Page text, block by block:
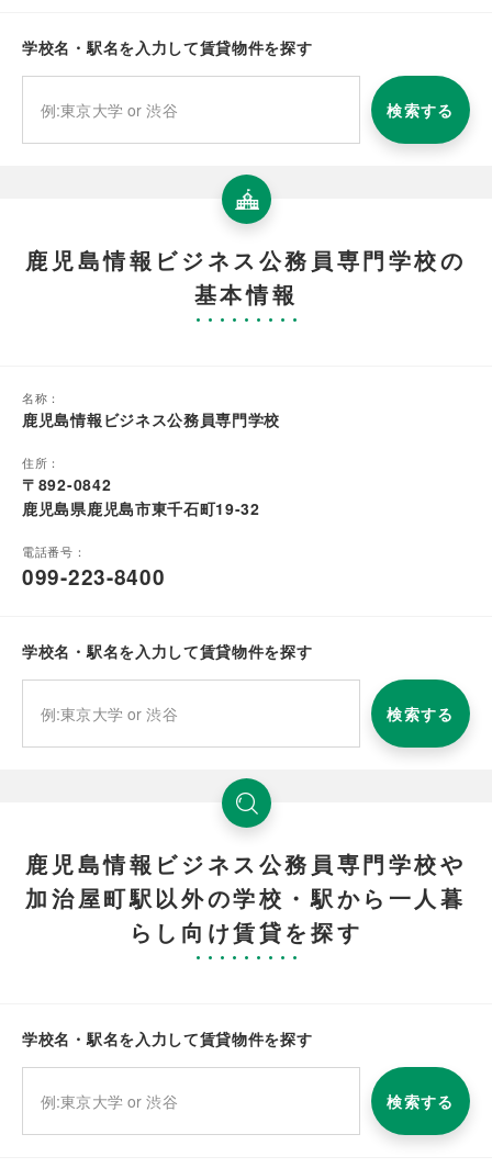
学校名・駅名を入力して賃貸物件を探す
検索する
鹿児島情報ビジネス公務員専門学校の
基本情報
名称：
鹿児島情報ビジネス公務員専門学校
住所：
〒892-0842
鹿児島県鹿児島市東千石町19-32
電話番号：
099-223-8400
学校名・駅名を入力して賃貸物件を探す
検索する
鹿児島情報ビジネス公務員専門学校や
加治屋町駅以外の学校・駅から一人暮
らし向け賃貸を探す
学校名・駅名を入力して賃貸物件を探す
検索する